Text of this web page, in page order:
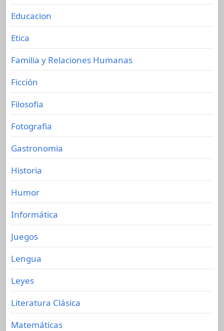
Educacion
Etica
Familia y Relaciones Humanas
Ficción
Filosofia
Fotografia
Gastronomia
Historia
Humor
Informática
Juegos
Lengua
Leyes
Literatura Clásica
Matemáticas